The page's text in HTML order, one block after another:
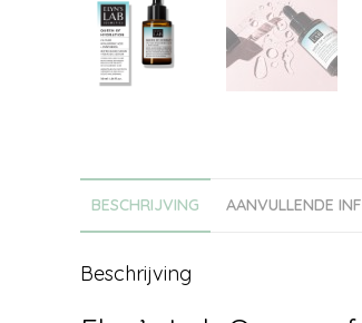
BESCHRIJVING AANVULLENDE
Beschrijving